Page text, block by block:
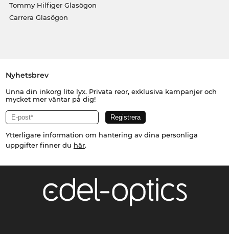
Tommy Hilfiger Glasögon
Carrera Glasögon
Nyhetsbrev
Unna din inkorg lite lyx. Privata reor, exklusiva kampanjer och
mycket mer väntar på dig!
Ytterligare information om hantering av dina personliga
uppgifter finner du här.